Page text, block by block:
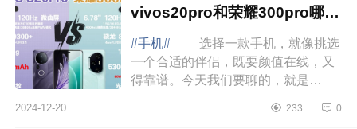
vivos20pro和荣耀300pro哪个
好
#手机#
选择一款手机，就像挑选
一个合适的伴侣，既要颜值在线，又
得靠谱。今天我们要聊的，就是
时尚又具备实力，让你一眼就心动。
2024-12-20 233 0